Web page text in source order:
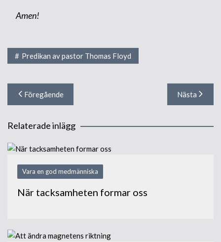
Amen!
Predikan av pastor Thomas Floyd
Inläggsnavigering
Föregående Nästa
Relaterade inlägg
Vara en god medmänniska
När tacksamheten formar oss